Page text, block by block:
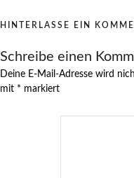
HINTERLASSE EIN
Schreibe einen
Deine E-Mail-Adresse wird
mit * markiert